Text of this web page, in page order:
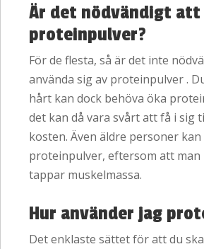
Är det nödvändigt
proteinpulver?
För de flesta, så är det inte
använda sig av proteinpulver .
hårt kan dock behöva öka
det kan då vara svårt att få i sig
kosten. Även äldre personer
proteinpulver, eftersom att man
tappar muskelmassa.
Hur använder jag
Det enklaste sättet för att du